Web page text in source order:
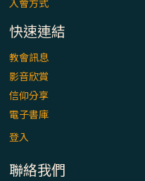
快速連結
教會訊息
影音欣賞
信仰分享
電子書庫
登入
聯絡我們